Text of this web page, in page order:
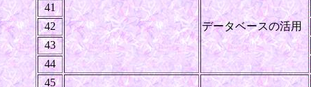
データベースの活用
41
42
43
44
45